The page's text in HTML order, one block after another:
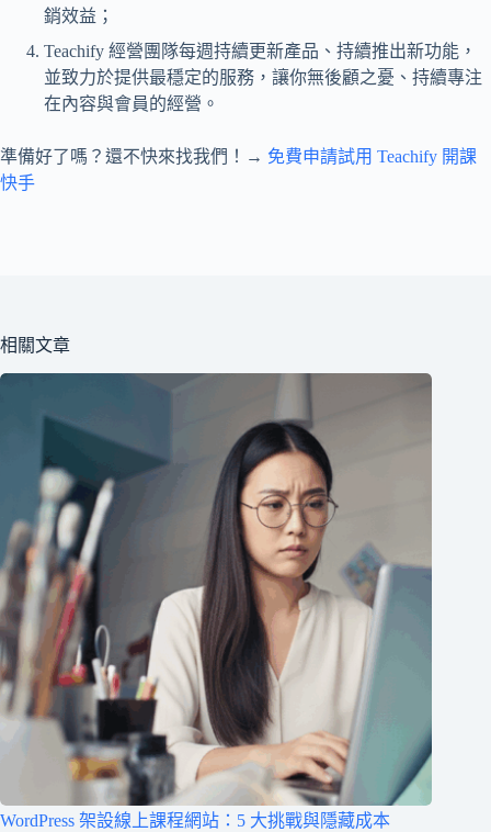
銷效益；
Teachify 經營團隊每週持續更新產品、持續推出新功能，
並致力於提供最穩定的服務，讓你無後顧之憂、持續專注
在內容與會員的經營。
準備好了嗎？還不快來找我們！→ 免費申請試用 Teachify 開課
快手
相關文章
WordPress 架設線上課程網站：5 大挑戰與隱藏成本